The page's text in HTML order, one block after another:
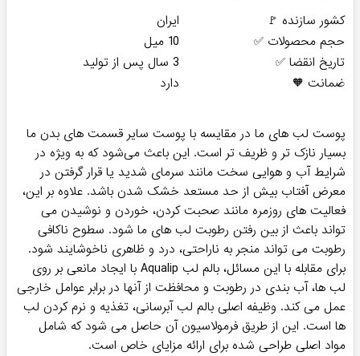
کشور سازنده 🚩
ایران
حجم محصولات ✅
10 میل
تاریخ انقضا ✅
3 سال پس از تولید
ضمانت 🧡
دارد
پوست لب های ما در مقایسه با پوست سایر قسمت های بدن ما
بسیار نازک تر و ظریف تر است. این باعث می‌شود که به ویژه در
شرایط آب و هوایی سخت مانند سرمای شدید یا قرار گرفتن در
معرض آفتاب بیش از حد مستعد خشک شدن باشد. علاوه بر این،
فعالیت های روزمره مانند صحبت کردن، خوردن و نوشیدن می
تواند باعث از بین رفتن رطوبت لب های ما شود. سطوح ناکافی
رطوبت می تواند منجر به ناراحتی، درد و ظاهری ناخوشایند شود.
برای مقابله با این مسائل، بالم لب Aqualip با ایجاد مانعی بر روی
لب ها، آب بندی در رطوبت و محافظت از آنها در برابر عوامل خارجی
عمل می کند. وظیفه اصلی بالم لب آبرسانی، تغذیه و نرم کردن لب
ها است. این از طریق فرمولاسیون آن حاصل می شود که شامل
مواد اصلی طراحی شده برای ارائه مزایای خاص است.